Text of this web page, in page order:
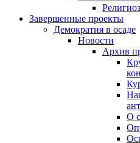
Завершенные проекты
Демократия в осаде
Новости
Архив
О